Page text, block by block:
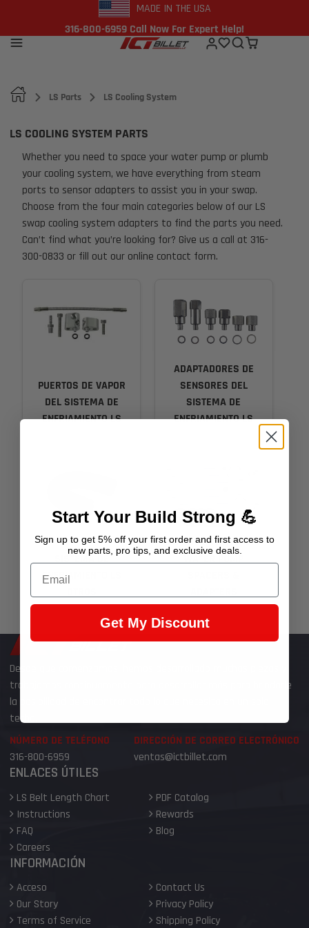
MADE IN THE USA
316-800-6959 Call Now For Expert Help!
LS Parts LS Cooling System
LS COOLING SYSTEM PARTS
Whether you need to space your water pump or plumb
your cooling system, we have everything from steam
ports to sensor adapters to assist you in your swap.
Choose from the four main categories below of our LS
swap cooling system adapters to find the parts you need.
Can’t find what you’re looking for? Give us a call at 316-
300-0833 or fill out our online contact form.
PUERTOS DE VAPOR
DEL SISTEMA DE
ENFRIAMIENTO LS
ADAPTADORES DE
SENSORES DEL
SISTEMA DE
ENFRIAMIENTO LS
SISTEMA DE
ENFRIAMIENTO LS
LS COOLING SYSTEM
WATER PUMP
Desde que comenzamos, hemos desarrollado muchas piezas y
trabajamos continuamente para desarrollar más para brindarle
la posibilidad de encontrar todo lo que necesita en un solo
techo.
NÚMERO DE TELÉFONO
316-800-6959
DIRECCIÓN DE CORREO ELECTRÓNICO
ventas@ictbillet.com
ENLACES ÚTILES
LS Belt Length Chart
PDF Catalog
Instructions
Rewards
FAQ
Blog
Careers
INFORMACIÓN
Acceso
Contact Us
Our Story
Privacy Policy
Terms of Service
Shipping Policy
Start Your Build Strong 💪
Sign up to get 5% off your first order and first access to
new parts, pro tips, and exclusive deals.
Email
Get My Discount